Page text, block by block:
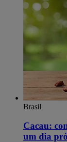
Brasil
Cacau:
um dia